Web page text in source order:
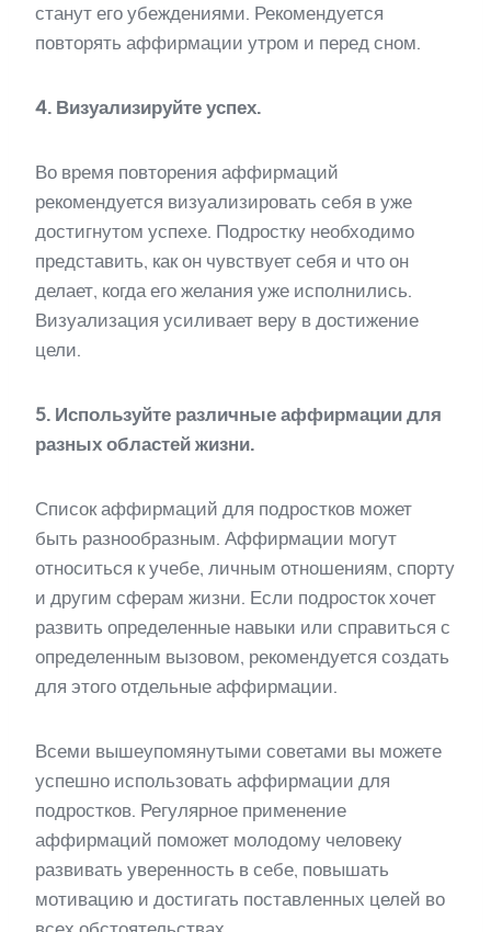
станут его убеждениями. Рекомендуется
повторять аффирмации утром и перед сном.
4. Визуализируйте успех.
Во время повторения аффирмаций
рекомендуется визуализировать себя в уже
достигнутом успехе. Подростку необходимо
представить, как он чувствует себя и что он
делает, когда его желания уже исполнились.
Визуализация усиливает веру в достижение
цели.
5. Используйте различные аффирмации для
разных областей жизни.
Список аффирмаций для подростков может
быть разнообразным. Аффирмации могут
относиться к учебе, личным отношениям, спорту
и другим сферам жизни. Если подросток хочет
развить определенные навыки или справиться с
определенным вызовом, рекомендуется создать
для этого отдельные аффирмации.
Всеми вышеупомянутыми советами вы можете
успешно использовать аффирмации для
подростков. Регулярное применение
аффирмаций поможет молодому человеку
развивать уверенность в себе, повышать
мотивацию и достигать поставленных целей во